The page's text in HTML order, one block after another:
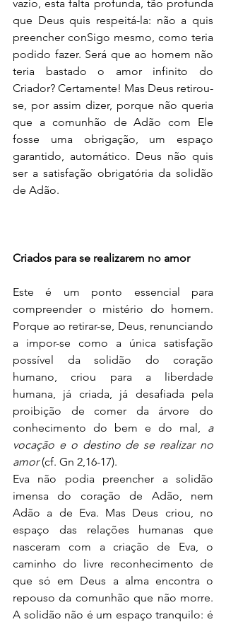
vazio, esta falta profunda, tão profunda
que Deus quis respeitá-la: não a quis
preencher conSigo mesmo, como teria
podido fazer. Será que ao homem não
teria bastado o amor infinito do
Criador? Certamente! Mas Deus retirou-
se, por assim dizer, porque não queria
que a comunhão de Adão com Ele
fosse uma obrigação, um espaço
garantido, automático. Deus não quis
ser a satisfação obrigatória da solidão
de Adão.
Criados para se realizarem no amor
Este é um ponto essencial para
compreender o mistério do homem.
Porque ao retirar-se, Deus, renunciando
a impor-se como a única satisfação
possível da solidão do coração
humano, criou para a liberdade
humana, já criada, já desafiada pela
proibição de comer da árvore do
conhecimento do bem e do mal, a
vocação e o destino de se realizar no
amor (cf. Gn 2,16-17).
Eva não podia preencher a solidão
imensa do coração de Adão, nem
Adão a de Eva. Mas Deus criou, no
espaço das relações humanas que
nasceram com a criação de Eva, o
caminho do livre reconhecimento de
que só em Deus a alma encontra o
repouso da comunhão que não morre.
A solidão não é um espaço tranquilo: é